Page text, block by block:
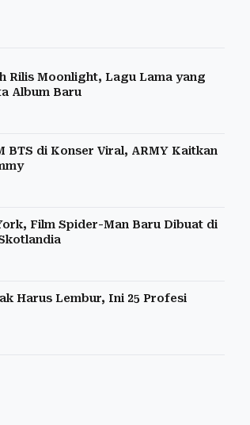
Rilis Moonlight, Lagu Lama yang
Album Baru
BTS di Konser Viral, ARMY Kaitkan
Film Spider-Man Baru Dibuat di
Harus Lembur, Ini 25 Profesi